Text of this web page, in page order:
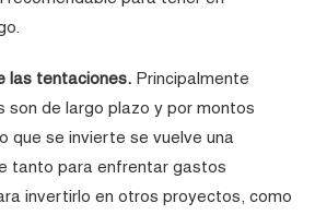
las tentaciones. Principalmente
son de largo plazo y por montos
que se invierte se vuelve una
tanto para enfrentar gastos
invertirlo en otros proyectos, como